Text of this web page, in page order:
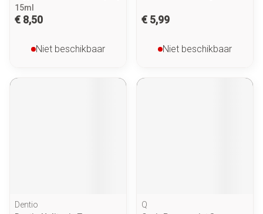
15ml
€ 8,50
Niet beschikbaar
€ 5,99
Niet beschikbaar
Dentio
Q